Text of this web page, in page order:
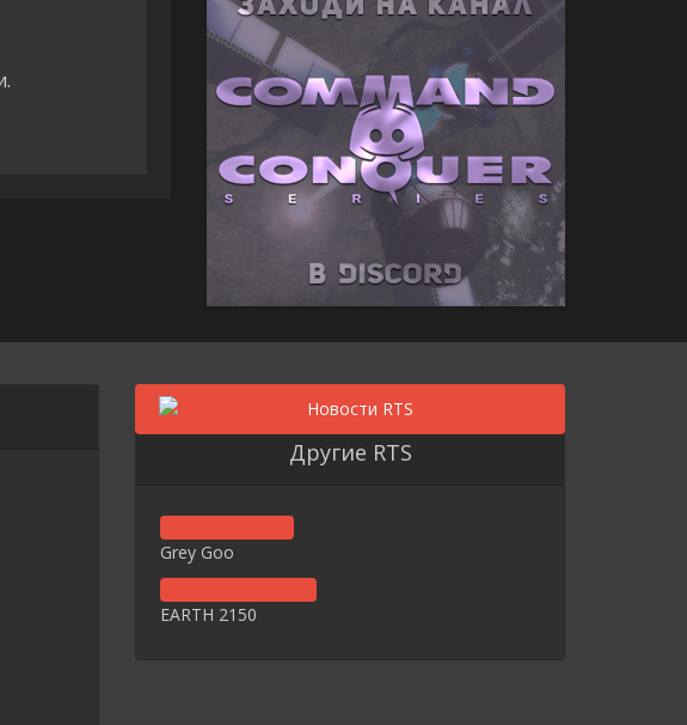
Другие RTS
Grey Goo
EARTH 2150